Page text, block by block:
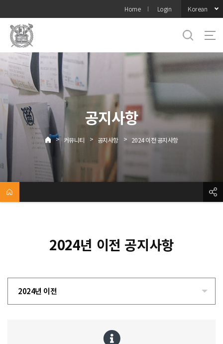
메뉴
Home Login Korean
공지사항
> 커뮤니티 > 공지사항 > 2024 이전 공지사항
2024년 이전 공지사항
2024년 이전